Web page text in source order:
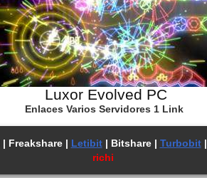
Luxor Evolved PC
Enlaces Varios Servidores 1 Link
Freakshare | Letibit| Bitshare | Turbobit|
richi